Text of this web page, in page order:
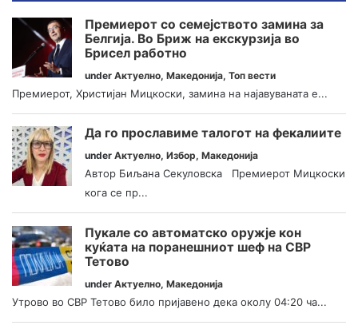
Премиерот со семејството замина за
Белгија. Во Бриж на екскурзија во
Брисел работно
under Актуелно, Македонија, Топ вести
Премиерот, Христијан Мицкоски, замина на најавуваната е...
Да го прославиме талогот на фекалиите
under Актуелно, Избор, Македонија
Автор Биљана Секуловска Премиерот Мицкоски
кога се пр...
Пукале со автоматско оружје кон
куќата на поранешниот шеф на СВР
Тетово
under Актуелно, Македонија
Утрово во СВР Тетово било пријавено дека околу 04:20 ча...